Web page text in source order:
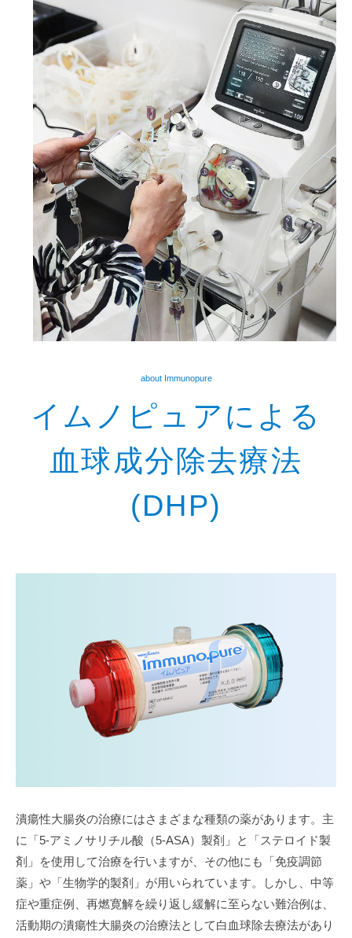
about Immunopure
イムノピュアによる
血球成分除去療法
(DHP)
潰瘍性大腸炎の治療にはさまざまな種類の薬があります。主
に「5-アミノサリチル酸（5-ASA）製剤」と「ステロイド製
剤」を使用して治療を行いますが、その他にも「免疫調節
薬」や「生物学的製剤」が用いられています。しかし、中等
症や重症例、再燃寛解を繰り返し緩解に至らない難治例は、
活動期の潰瘍性大腸炎の治療法として白血球除去療法があり